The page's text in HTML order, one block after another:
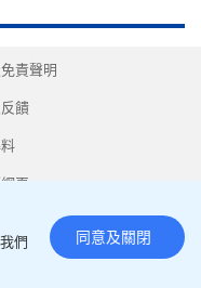
責聲明
饋
頁
們
同意及關閉